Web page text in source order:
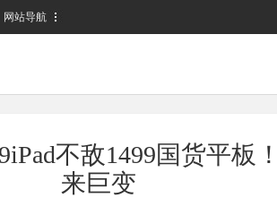
网站导航
不敌1499国货平板
来巨变